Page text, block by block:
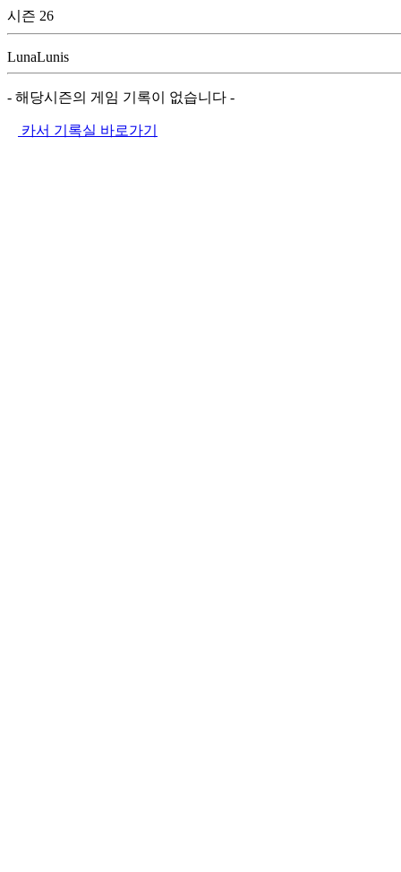
시즌 26
LunaLunis
- 해당시즌의 게임 기록이 없습니다 -
카서 기록실 바로가기